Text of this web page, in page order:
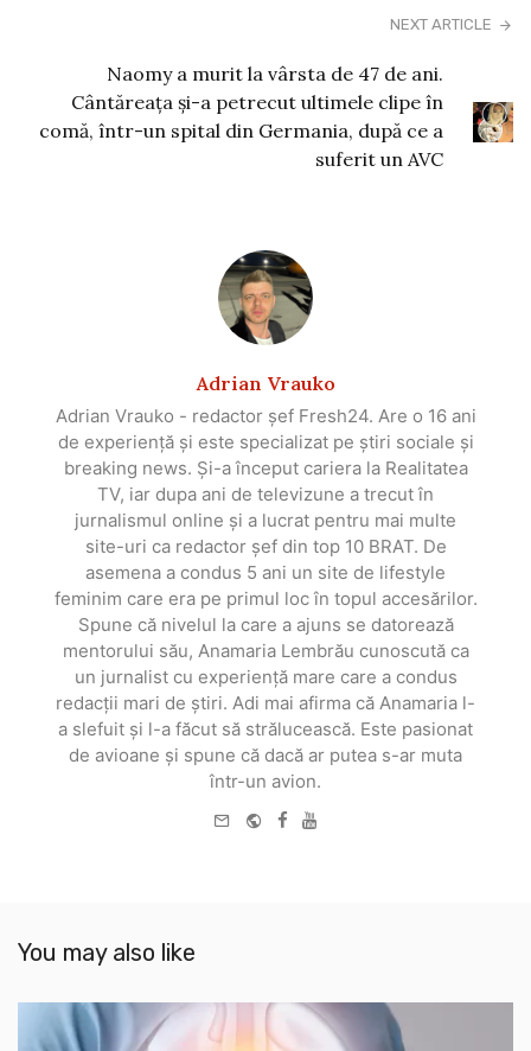
NEXT ARTICLE
Naomy a murit la vârsta de 47 de ani.
Cântăreața și-a petrecut ultimele clipe în
comă, într-un spital din Germania, după ce a
suferit un AVC
Adrian Vrauko
Adrian Vrauko - redactor șef Fresh24. Are o 16 ani
de experiență și este specializat pe știri sociale și
breaking news. Și-a început cariera la Realitatea
TV, iar dupa ani de televizune a trecut în
jurnalismul online și a lucrat pentru mai multe
site-uri ca redactor șef din top 10 BRAT. De
asemena a condus 5 ani un site de lifestyle
feminim care era pe primul loc în topul accesărilor.
Spune că nivelul la care a ajuns se datorează
mentorului său, Anamaria Lembrău cunoscută ca
un jurnalist cu experiență mare care a condus
redacții mari de știri. Adi mai afirma că Anamaria l-
a slefuit și l-a făcut să strălucească. Este pasionat
de avioane și spune că dacă ar putea s-ar muta
într-un avion.
e-
WebsiteFacebook
You may also like